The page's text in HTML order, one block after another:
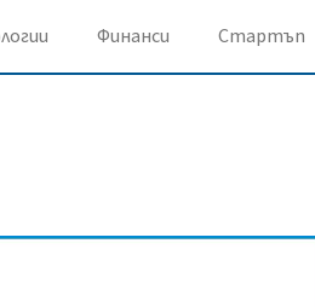
Финанси Стартъп